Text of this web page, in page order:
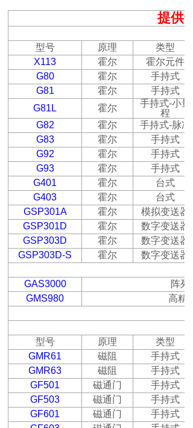
提供
型号 原理
类型
X113 霍尔
霍尔元件
G80
霍尔
手持式
G81
霍尔
手持式
G81L
霍尔 手持式-小量
程
G82
霍尔 手持式-脉冲
G83
霍尔
手持式
G92
霍尔
手持式
G93
霍尔
手持式
G401
霍尔
台式
G403
霍尔
台式
GSP301A
霍尔
模拟变送器
GSP301D
霍尔
数字变送器
GSP303D
霍尔
数字变送器
GSP303D-S
霍尔 数字变送器
GAS3000
阵列
GMS980
高精
型号 原理
类型
GMR61
磁阻
手持式
GMR63
磁阻
手持式
GF501
磁通门
手持式
GF503
磁通门
手持式
GF601
磁通门
手持式